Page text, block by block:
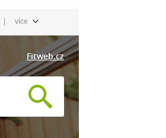
| více
Fitweb.cz